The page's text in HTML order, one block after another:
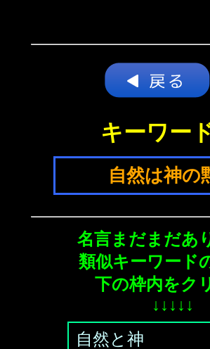
キーワー
自然は神の
名言まだまだあ
類似キーワード
下の枠内をク
↓↓↓↓↓
自然と神